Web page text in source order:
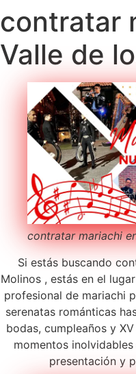
contratar
Valle de
contratar mariachi
Si estás buscando
Molinos , estás en el
profesional de mariachi
serenatas románticas
bodas, cumpleaños y
momentos
presentación y